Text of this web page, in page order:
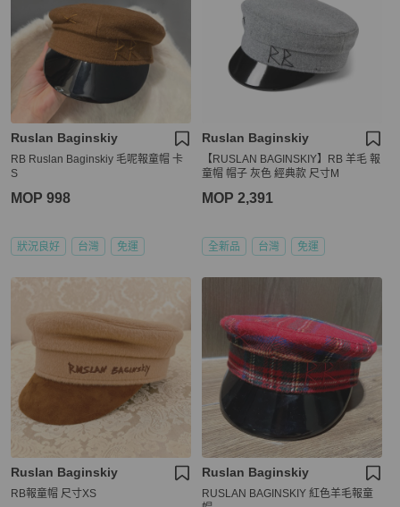
Ruslan Baginskiy
RB Ruslan Baginskiy 毛呢報童帽 卡
S
MOP 998
狀況良好 台灣 免運
Ruslan Baginskiy
【RUSLAN BAGINSKIY】RB 羊毛 報
童帽 帽子 灰色 經典款 尺寸M
MOP 2,391
全新品 台灣 免運
Ruslan Baginskiy
RB報童帽 尺寸XS
Ruslan Baginskiy
RUSLAN BAGINSKIY 紅色羊毛報童